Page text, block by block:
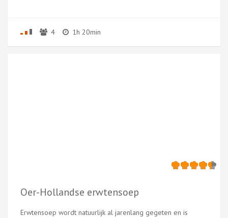
4 1h 20min
Oer-Hollandse erwtensoep
Erwtensoep wordt natuurlijk al jarenlang gegeten en is